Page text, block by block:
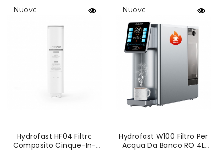
Nuovo
Hydrofast HF04 Filtro
Composito Cinque-In-
Nuovo
Hydrofast W100 Filtro Per
Acqua Da Banco RO 4L